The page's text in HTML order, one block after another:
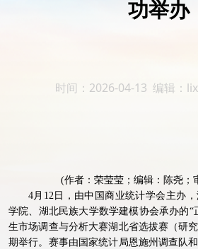
功举办
时间：2026-04-13 编辑：
(作者：荣莹莹；编辑：陈尧；
4月 12日，由中国商业统计学会主办
学院、湖北民族大学数学建模协会承办的“
生市场调查与分析大赛湖北省选拔赛（研
期举行。赛事由国家统计局恩施州调查队